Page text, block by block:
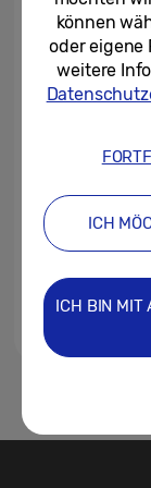
können
oder eigene
weitere
ICH
ICH BIN MIT